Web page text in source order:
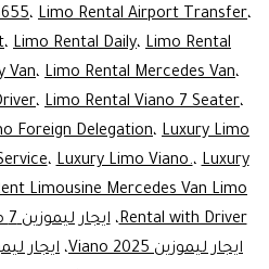
، Limo Rental Airport Transfer،
، Limo Rental Daily، Limo Rental
Van، Limo Rental Mercedes Van،
، Limo Rental Viano 7 Seater،
Foreign Delegation، Luxury Limo
،Luxury Limo Viano.،Luxury ليموزين استقبال VIP
Limousine Mercedes Van Limo
Rental with Driver،ايجار ليموزين 7 مقاعد
ايجار ليموزين Viano 2025
، ايجار